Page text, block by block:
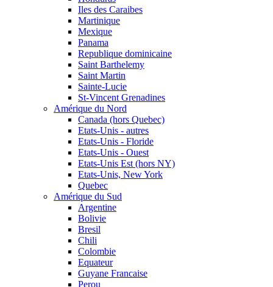
Iles des Caraibes
Martinique
Mexique
Panama
Republique dominicaine
Saint Barthelemy
Saint Martin
Sainte-Lucie
St-Vincent Grenadines
Amérique du Nord
Canada (hors Quebec)
Etats-Unis - autres
Etats-Unis - Floride
Etats-Unis - Ouest
Etats-Unis Est (hors NY)
Etats-Unis, New York
Quebec
Amérique du Sud
Argentine
Bolivie
Bresil
Chili
Colombie
Equateur
Guyane Francaise
Perou